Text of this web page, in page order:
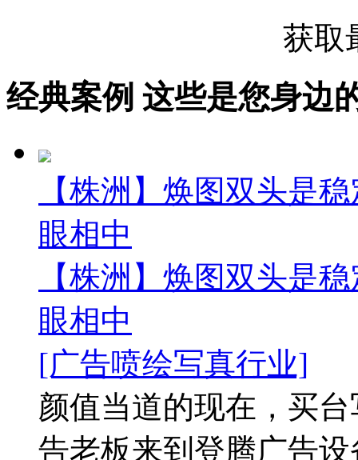
获取
经典案例 这些是您身边
【株洲】焕图双头是
眼相中
【株洲】焕图双头是
眼相中
[广告喷绘写真行业]
颜值当道的现在，买
告老板来到登腾广告